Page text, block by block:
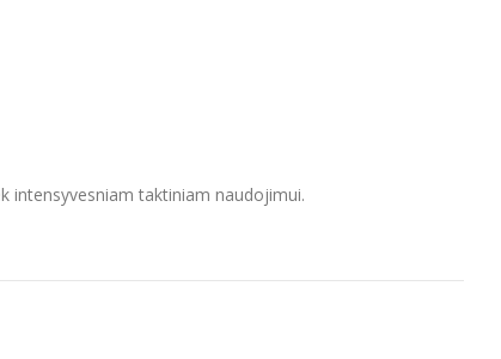
intensyvesniam taktiniam naudojimui.